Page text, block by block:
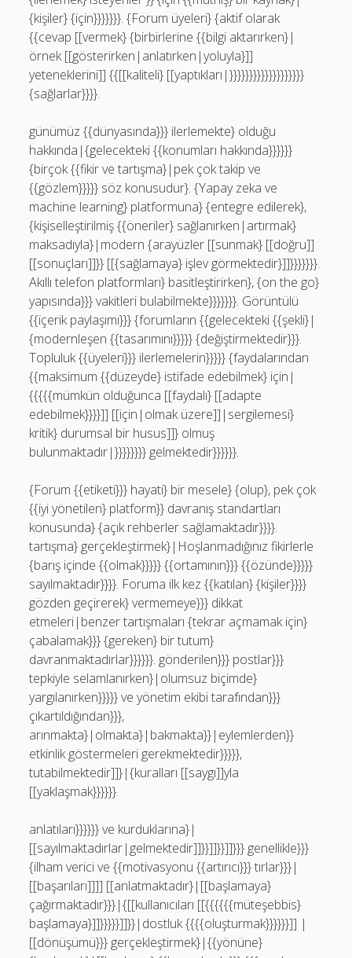
{kişiler} {için}}}}}}}. {Forum üyeleri} {aktif olarak
{{cevap [[vermek} {birbirlerine {{bilgi aktarırken}|
örnek [[gösterirken|anlatırken|yoluyla}]]
yeteneklerini]] {{[[kaliteli} [[yaptıkları|}}}}}}}}}}}}}}}}}}}
{sağlarlar}}}}.
günümüz {{dünyasında}}} ilerlemekte} olduğu
hakkında|{gelecekteki {{konumları hakkında}}}}}}
{birçok {{fikir ve tartışma}|pek çok takip ve
{{gözlem}}}}} söz konusudur}. {Yapay zeka ve
machine learning} platformuna} {entegre edilerek},
{kişiselleştirilmiş {{öneriler} sağlanırken|artırmak}
maksadıyla}|modern {arayüzler [[sunmak} [[doğru]]
[[sonuçları]]}} [[{sağlamaya} işlev görmektedir}]]}}}}}}}.
Akıllı telefon platformları} basitleştirirken}, {on the go}
yapısında}}} vakitleri bulabilmekte}}}}}}}. Görüntülü
{{içerik paylaşımı}}} {forumların {{gelecekteki {{şekli}|
{modernleşen {{tasarımını}}}}} {değiştirmektedir}}}.
Topluluk {{üyeleri}}} ilerlemelerin}}}}} {faydalarından
{{maksimum {{düzeyde} istifade edebilmek} için|
{{{{{mümkün olduğunca [[faydalı} [[adapte
edebilmek}}}}]] [[için|olmak üzere]]|sergilemesi}
kritik} durumsal bir husus]]} olmuş
bulunmaktadır|}}}}}}}} gelmektedir}}}}}}.
{Forum {{etiketi}}} hayati} bir mesele} {olup}, pek çok
{{iyi yönetilen} platform}} davranış standartları
konusunda} {açık rehberler sağlamaktadır}}}}.
tartışma} gerçekleştirmek}|Hoşlanmadığınız fikirlerle
{barış içinde {{olmak}}}}} {{ortamının}}} {{özünde}}}}}
sayılmaktadır}}}}. Foruma ilk kez {{katılan} {kişiler}}}}
gözden geçirerek} vermemeye}}} dikkat
etmeleri|benzer tartışmaları {tekrar açmamak için}
çabalamak}}} {gereken} bir tutum}
davranmaktadırlar}}}}}}. gönderilen}}} postlar}}}
tepkiyle selamlanırken}|olumsuz biçimde}
yargılanırken}}}}} ve yönetim ekibi tarafından}}}
çıkartıldığından}}},
arınmakta}|olmakta}|bakmakta}}|eylemlerden}}
etkinlik göstermeleri gerekmektedir}}}}},
tutabilmektedir]]}|{kuralları [[saygı]]yla
[[yaklaşmak}}}}}}.
anlatıları}}}}}} ve kurduklarına}|
[[sayılmaktadırlar|gelmektedir]]}}]]}}]]}}} genellikle}}}
{ilham verici ve {{motivasyonu {{artırıcı}}} tırlar}}}|
[[başarıları]]]] [[anlatmaktadır}|[[başlamaya}
çağırmaktadır}}}|{[[kullanıcıları [[{{{{{{müteşebbis}
başlamaya}]]}}}}}]]}}|dostluk {{{{oluşturmak}}}}}}]] |
[[dönüşümü}}} gerçekleştirmek}|{{yönüne}